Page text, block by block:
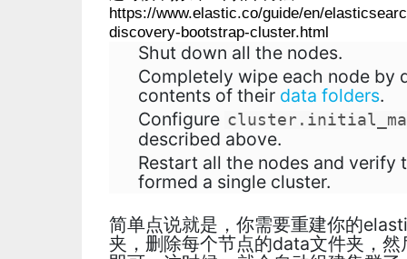
https://www.elastic.co/guide/en/
discovery-bootstrap-cluster.html
Shut down all the nodes.
Completely wipe each node by
contents of their data folders.
Configure
described above.
Restart all the nodes and verify
formed a single cluster.
简单点说就是，你需要重建你的
夹，删除每个节点的data文件夹，